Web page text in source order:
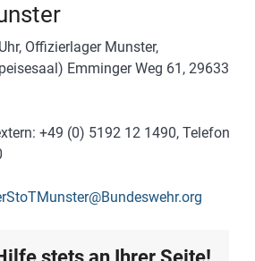
Offizierlager Munster,
Emminger Weg 61, 29633
+49 (0) 5192 12 1490, Telefon